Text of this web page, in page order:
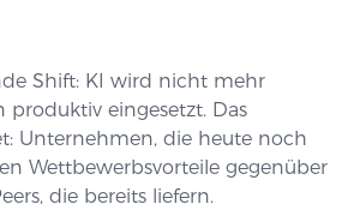
Shift: KI wird nicht mehr
produktiv eingesetzt. Das
Unternehmen, die heute noch
Wettbewerbsvorteile gegenüber
die bereits liefern.